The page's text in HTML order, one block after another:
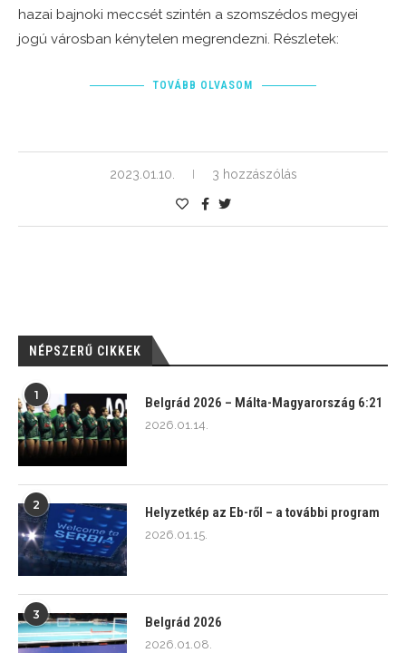
hazai bajnoki meccsét szintén a szomszédos megyei
jogú városban kénytelen megrendezni. Részletek:
TOVÁBB OLVASOM
2023.01.10. 3 hozzászólás
NÉPSZERŰ CIKKEK
1
Belgrád 2026 – Málta-Magyarország 6:21
2026.01.14.
2
Helyzetkép az Eb-ről – a további program
2026.01.15.
3
Belgrád 2026
2026.01.08.